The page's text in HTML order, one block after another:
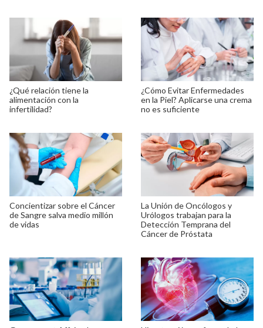
¿Qué relación tiene la
alimentación con la
infertilidad?
¿Cómo Evitar Enfermedades
en la Piel? Aplicarse una crema
no es suficiente
Concientizar sobre el Cáncer
de Sangre salva medio millón
de vidas
La Unión de Oncólogos y
Urólogos trabajan para la
Detección Temprana del
Cáncer de Próstata